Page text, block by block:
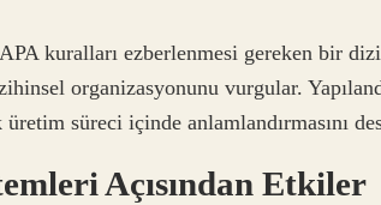
APA kuralları ezberlenmesi gereken bir
organizasyonunu vurgular.
süreci içinde anlamlandırmasını
Açısından Etkiler